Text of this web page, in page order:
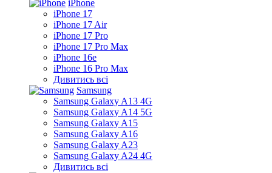
iPhone
iPhone 17
iPhone 17 Air
iPhone 17 Pro
iPhone 17 Pro Max
iPhone 16e
iPhone 16 Pro Max
Дивитись всі
Samsung
Samsung Galaxy A13 4G
Samsung Galaxy A14 5G
Samsung Galaxy A15
Samsung Galaxy A16
Samsung Galaxy A23
Samsung Galaxy A24 4G
Дивитись всі